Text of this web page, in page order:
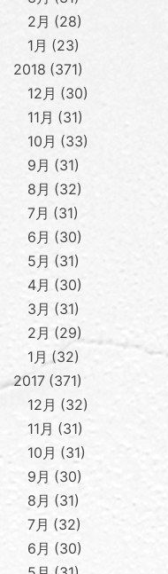
2月
28
1月
23
2018 371
12月
30
11月
31
10月
33
9月
31
8月
32
7月
31
6月
30
5月
31
4月
30
3月
31
2月
29
1月
32
2017 371
12月
32
11月
31
10月
31
9月
30
8月
31
7月
32
6月
30